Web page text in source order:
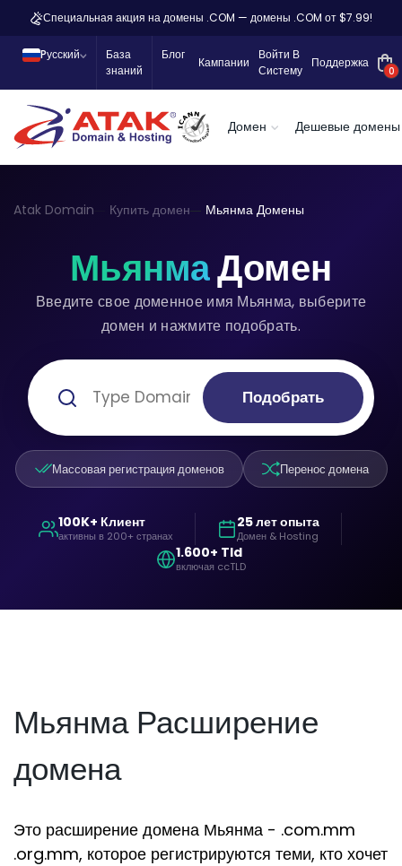
Специальная акция на домены .COM — домены .COM от $7.99!
Pусский
База
знаний
Блог
Кампании
Войти В
Систему
Поддержка
0
Домен Дешевые домены
Atak Domain Купить домен Мьянма Домены
МьянмаДомен
Введите свое доменное имя Мьянма, выберите
домен и нажмите подобрать.
Подобрать
Массовая регистрация доменов Перенос домена
100K+ Клиент
активны в 200+ странах
25 лет опыта
Домен & Hosting
1.600+ Tld
включая ccTLD
Мьянма Расширение
домена
Это расширение домена Мьянма - .com.mm
.org.mm, которое регистрируются теми, кто хочет